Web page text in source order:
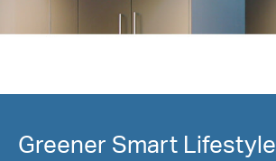
Greener Smart Lifestyle